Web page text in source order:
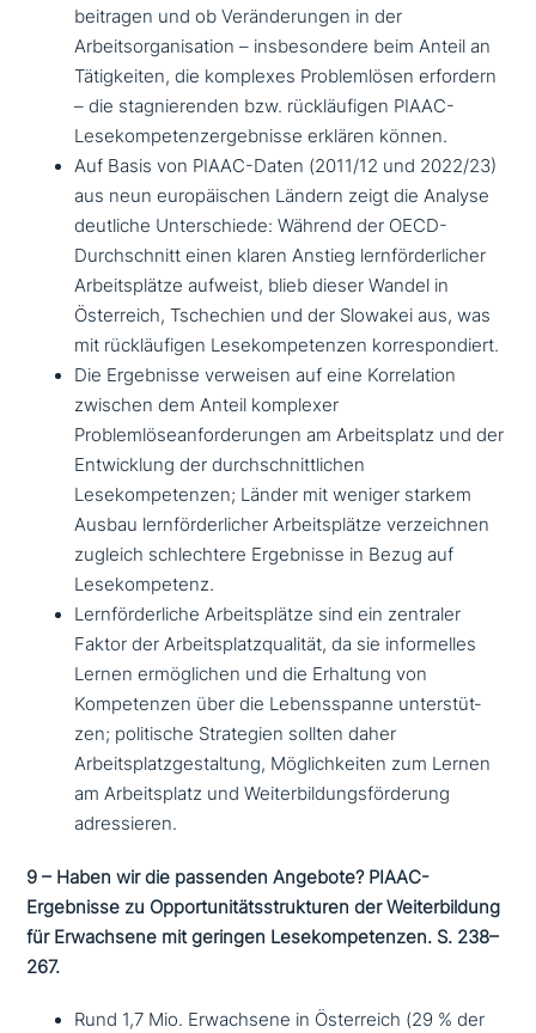
beitragen und ob Veränderungen in der
Arbeitsorganisation – ins­be­son­de­re beim Anteil an
Tätigkeiten, die komplexes Problemlösen erfordern
– die sta­gnie­ren­den bzw. rück­läu­fi­gen PIAAC-
Lesekompetenzergebnisse erklären können.
Auf Basis von PIAAC-Daten (2011/12 und 2022/23)
aus neun euro­päi­schen Ländern zeigt die Analyse
deutliche Unterschiede: Während der OECD-
Durchschnitt einen klaren Anstieg lern­för­der­li­cher
Arbeitsplätze aufweist, blieb dieser Wandel in
Österreich, Tschechien und der Slowakei aus, was
mit rück­läu­fi­gen Lesekompetenzen korrespondiert.
Die Ergebnisse verweisen auf eine Korrelation
zwischen dem Anteil komplexer
Problemlöseanforderungen am Arbeitsplatz und der
Entwicklung der durch­schnitt­li­chen
Lesekompetenzen; Länder mit weniger starkem
Ausbau lern­för­der­li­cher Arbeitsplätze ver­zeich­nen
zugleich schlech­te­re Ergebnisse in Bezug auf
Lesekompetenz.
Lernförderliche Arbeitsplätze sind ein zentraler
Faktor der Arbeitsplatzqualität, da sie infor­mel­les
Lernen ermög­li­chen und die Erhaltung von
Kompetenzen über die Lebensspanne unter­stüt­
zen; poli­ti­sche Strategien sollten daher
Arbeitsplatzgestaltung, Möglichkeiten zum Lernen
am Arbeitsplatz und Weiterbildungsförderung
adressieren.
9 – Haben wir die passenden Angebote? PIAAC-
Ergebnisse zu Opportunitätsstrukturen der Weiterbildung
für Erwachsene mit geringen Lesekompetenzen. S. 238–
267.
Rund 1,7 Mio. Erwachsene in Österreich (29 % der